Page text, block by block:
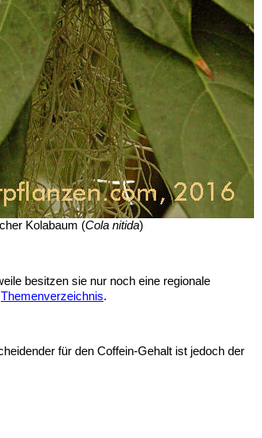
Kolabaum (Cola nitida)
besitzen sie nur noch eine regionale
Themenverzeichnis.
für den Coffein-Gehalt ist jedoch der